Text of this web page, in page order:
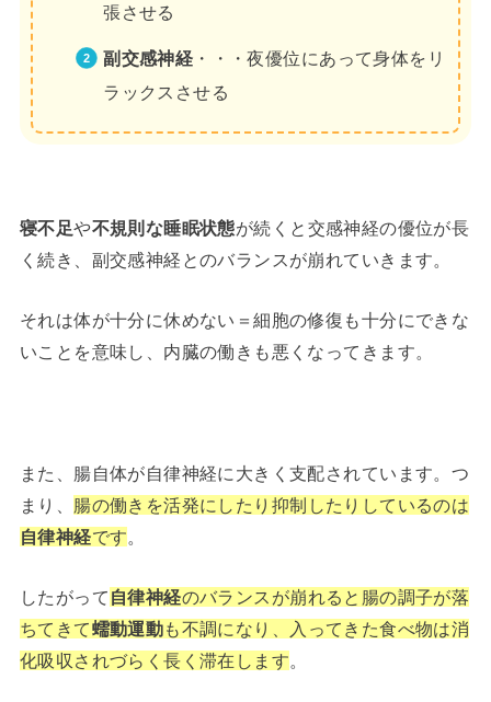
張させる
副交感神経 ・・・夜優位にあって身体をリ
ラックスさせる
寝不足や不規則な睡眠状態が続くと交感神経の優位が長
く続き、副交感神経とのバランスが崩れていきます。
それは体が十分に休めない＝細胞の修復も十分にできな
いことを意味し、内臓の働きも悪くなってきます。
また、腸自体が自律神経に大きく支配されています。つ
まり、 腸の働きを活発にしたり抑制したりしているのは
自律神経です。
したがって 自律神経のバランスが崩れると腸の調子が落
ちてきて蠕動運動も不調になり、入ってきた食べ物は消
化吸収されづらく長く滞在します。